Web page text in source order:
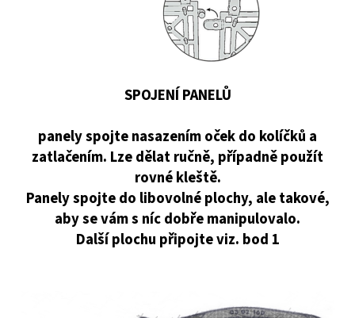
SPOJENÍ PANELŮ
panely spojte nasazením oček do kolíčků a
zatlačením. Lze dělat ručně, případně použít
rovné kleště.
Panely spojte do libovolné plochy, ale takové,
aby se vám s níc dobře manipulovalo.
Další plochu připojte viz. bod 1